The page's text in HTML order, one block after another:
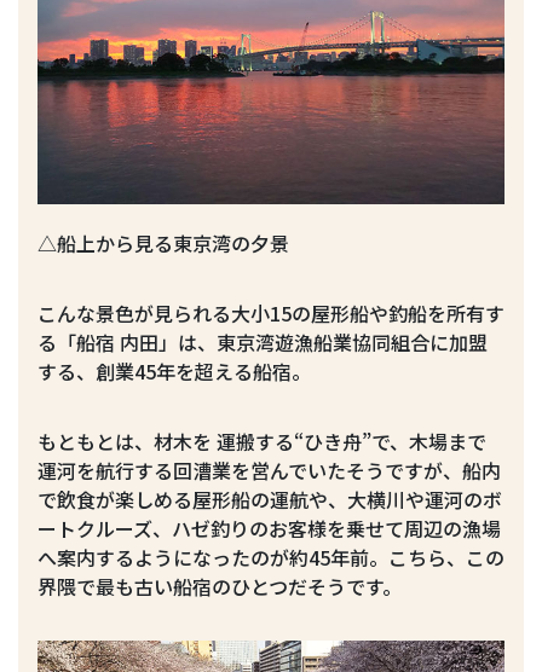
△船上から見る東京湾の夕景
こんな景色が見られる大小15の屋形船や釣船を所有す
る「船宿 内田」は、東京湾遊漁船業協同組合に加盟
する、創業45年を超える船宿。
もともとは、材木を 運搬する“ひき舟”で、木場まで
運河を航行する回漕業を営んでいたそうですが、船内
で飲食が楽しめる屋形船の運航や、大横川や運河のボ
ートクルーズ、ハゼ釣りのお客様を乗せて周辺の漁場
へ案内するようになったのが約45年前。こちら、この
界隈で最も古い船宿のひとつだそうです。